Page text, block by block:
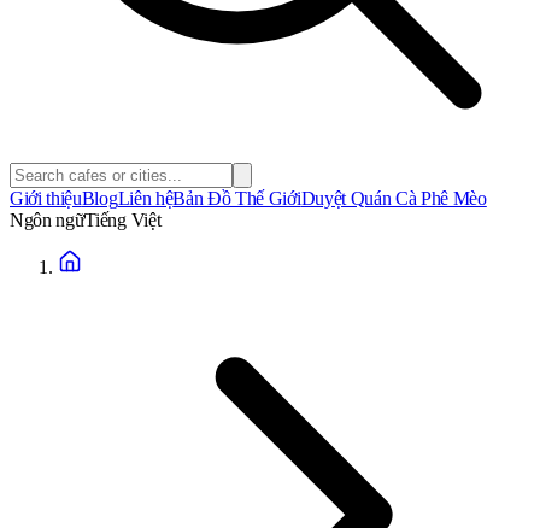
Giới thiệuBlogLiên hệBản Đồ Thế GiớiDuyệt Quán Cà Phê Mèo
Ngôn ngữTiếng Việt